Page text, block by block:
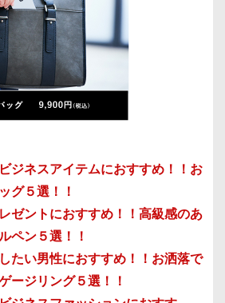
ジネスアイテムにおすすめ！！お
グ５選！！
ゼントにおすすめ！！高級感のあ
ペン５選！！
たい男性におすすめ！！お洒落で
ージリング５選！！